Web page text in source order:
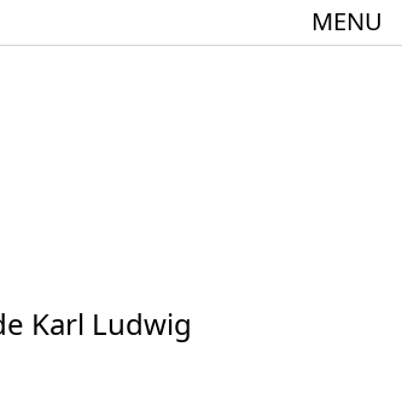
MENU
Oberrhein
Karl Ludwig